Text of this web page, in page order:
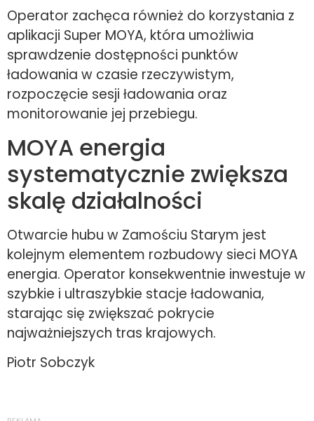
Operator zachęca również do korzystania z
aplikacji Super MOYA, która umożliwia
sprawdzenie dostępności punktów
ładowania w czasie rzeczywistym,
rozpoczęcie sesji ładowania oraz
monitorowanie jej przebiegu.
MOYA energia
systematycznie zwiększa
skalę działalności
Otwarcie hubu w Zamościu Starym jest
kolejnym elementem rozbudowy sieci MOYA
energia. Operator konsekwentnie inwestuje w
szybkie i ultraszybkie stacje ładowania,
starając się zwiększać pokrycie
najważniejszych tras krajowych.
Piotr Sobczyk